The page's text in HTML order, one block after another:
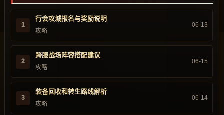
1
行会攻城报名与奖励说明
攻略
06-13
2
跨服战场阵容搭配建议
攻略
06-15
3
装备回收和转生路线解析
攻略
06-14